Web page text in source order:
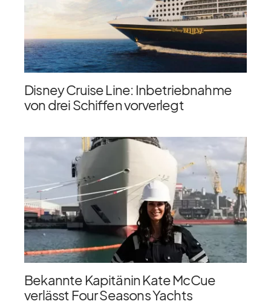
Disney Cruise Line: Inbetriebnahme
von drei Schiffen vorverlegt
Bekannte Kapitänin Kate McCue
verlässt Four Seasons Yachts